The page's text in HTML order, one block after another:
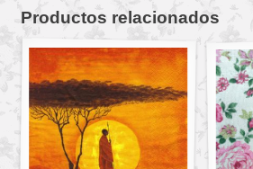
Productos relacionados